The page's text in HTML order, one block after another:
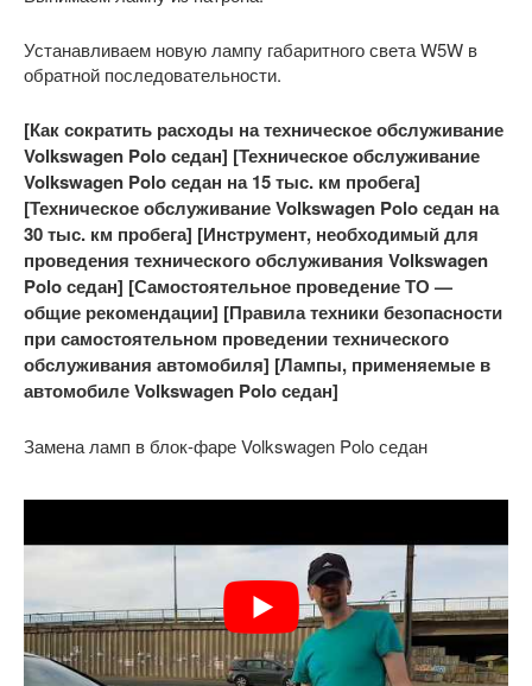
Устанавливаем новую лампу габаритного света W5W в
обратной последовательности.
[Как сократить расходы на техническое обслуживание
Volkswagen Polo седан] [Техническое обслуживание
Volkswagen Polo седан на 15 тыс. км пробега]
[Техническое обслуживание Volkswagen Polo седан на
30 тыс. км пробега] [Инструмент, необходимый для
проведения технического обслуживания Volkswagen
Polo седан] [Самостоятельное проведение ТО —
общие рекомендации] [Правила техники безопасности
при самостоятельном проведении технического
обслуживания автомобиля] [Лампы, применяемые в
автомобиле Volkswagen Polo седан]
Замена ламп в блок-фаре Volkswagen Polo седан